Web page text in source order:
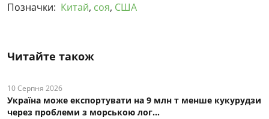
Позначки: Китай, соя, США
Читайте також
10 Серпня 2026
Україна може експортувати на 9 млн т менше кукурудзи
через проблеми з морською лог...